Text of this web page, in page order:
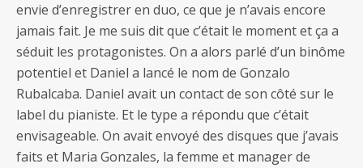
envie d’enregistrer en duo, ce que je n’avais encore
jamais fait. Je me suis dit que c’était le moment et ça a
séduit les protagonistes. On a alors parlé d’un binôme
potentiel et Daniel a lancé le nom de Gonzalo
Rubalcaba. Daniel avait un contact de son côté sur le
label du pianiste. Et le type a répondu que c’était
envisageable. On avait envoyé des disques que j’avais
faits et Maria Gonzales, la femme et manager de